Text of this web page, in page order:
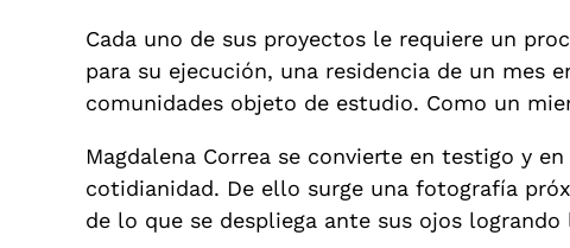
Cada uno de sus proyectos le requiere un
para su ejecución, una residencia de un mes
comunidades objeto de estudio. Como un
Magdalena Correa se convierte en testigo y
cotidianidad. De ello surge una fotografía
de lo que se despliega ante sus ojos